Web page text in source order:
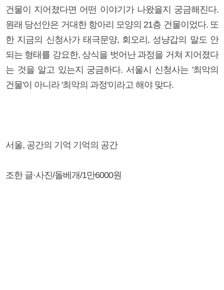
건물이 지어졌다면 어떤 이야기가 나왔을지 궁금해진다.
원래 당선안은 거대한 항아리 모양의 21층 건물이었다. 또
한 지금의 신청사가 태극문양, 회오리, 성냥갑의 말도 안
되는 형태를 강요한, 상식을 벗어난 과정을 거쳐 지어졌다
는 것을 알고 있는지 궁금하다. 서울시 신청사는 '최악의
건물'이 아니라 '최악의 과정'이라고 해야 맞다.
서울, 공간의 기억 기억의 공간
조한 글·사진/돌베개/1만6000원